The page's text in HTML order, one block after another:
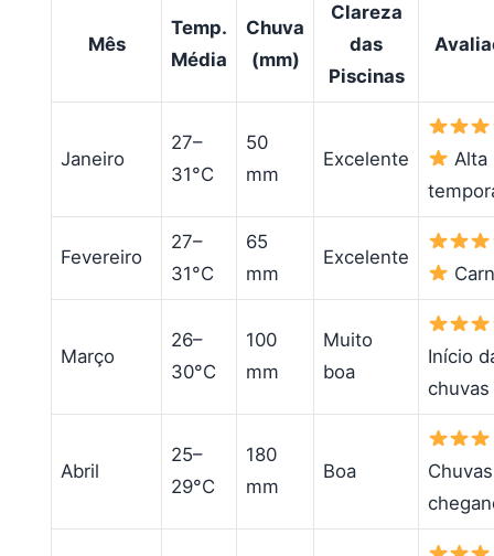
Mês
Temp.
Média
Chuva
(mm)
Clareza
das
Piscinas
Janeiro
27–
31°C
50
mm
Excelente
Alta
Fevereiro
27–
31°C
65
mm
Excelente
Março
26–
30°C
100
mm
Muito
boa
Início
chuvas
Abril
25–
29°C
180
mm
Boa
Chuvas